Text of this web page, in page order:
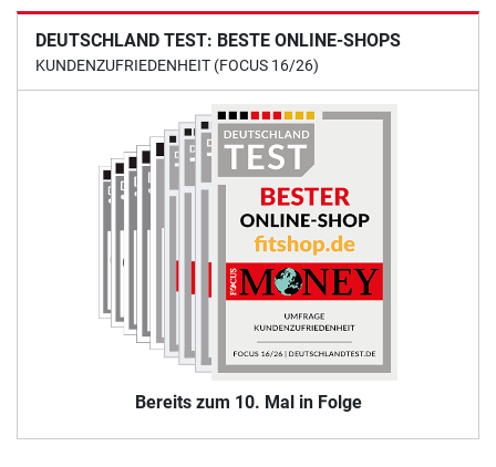
DEUTSCHLAND TEST: BESTE ONLINE-SHOPS
KUNDENZUFRIEDENHEIT (FOCUS 16/26)
Bereits zum 10. Mal in Folge